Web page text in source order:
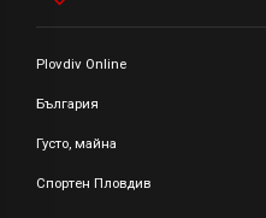
Plovdiv Online
България
Густо, майна
Спортен Пловдив